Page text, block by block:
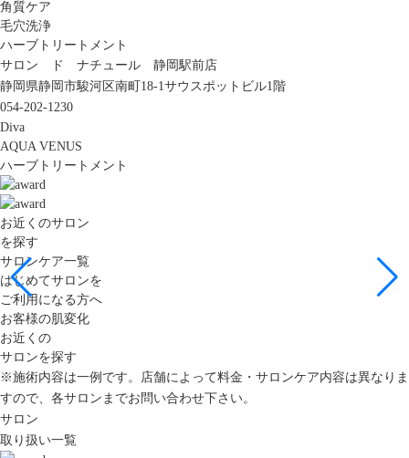
角質ケア
毛穴洗浄
ハーブトリートメント
サロン ド ナチュール 静岡駅前店
静岡県静岡市駿河区南町18-1サウスポットビル1階
054-202-1230
Diva
AQUA VENUS
ハーブトリートメント
お近くのサロン
を探す
サロンケア一覧
はじめてサロンを
ご利用になる方へ
お客様の肌変化
お近くの
サロンを探す
※施術内容は一例です。店舗によって料金・サロンケア内容は異なりま
すので、各サロンまでお問い合わせ下さい。
サロン
取り扱い一覧